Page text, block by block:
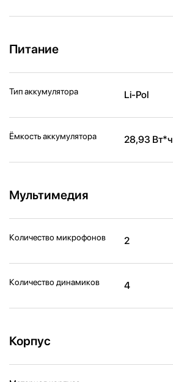
Питание
Тип аккумулятора Li-Pol
Ёмкость аккумулятора 28,93 Вт*ч
Мультимедия
Количество микрофонов 2
Количество динамиков 4
Корпус